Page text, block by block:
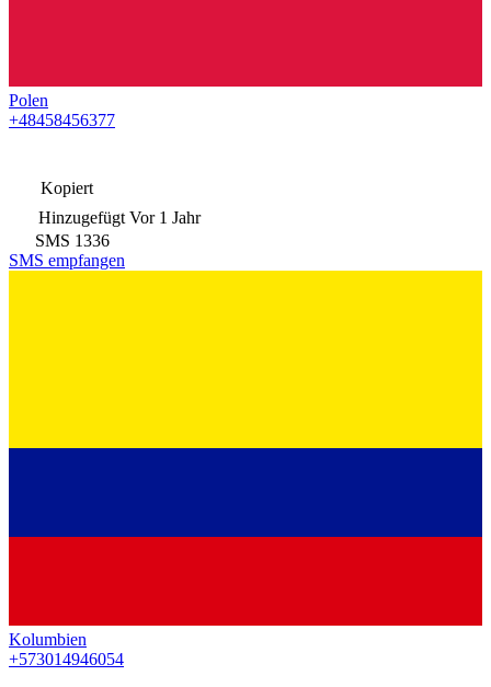
Polen
+48458456377
Kopiert
Hinzugefügt Vor 1 Jahr
SMS 1336
SMS empfangen
Kolumbien
+573014946054